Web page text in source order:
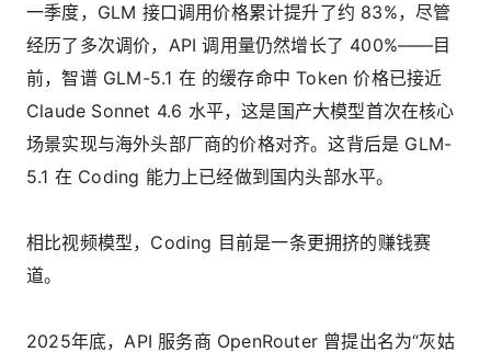
一季度，GLM 接口调用价格累计提升了约 83%，尽管
经历了多次调价，API 调用量仍然增长了 400%——目
前，智谱 GLM-5.1 在 的缓存命中 Token 价格已接近
Claude Sonnet 4.6 水平，这是国产大模型首次在核心
场景实现与海外头部厂商的价格对齐。这背后是 GLM-
5.1 在 Coding 能力上已经做到国内头部水平。
相比视频模型，Coding 目前是一条更拥挤的赚钱赛
道。
2025年底，API 服务商 OpenRouter 曾提出名为“灰姑